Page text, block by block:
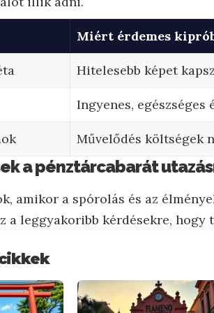
Miért érdemes
Hitelesebb képet
Ingyenes, egészséges
Művelődés költségek
a pénztárcabarát
amikor a spórolás és az
a leggyakoribb kérdésekre, hogy